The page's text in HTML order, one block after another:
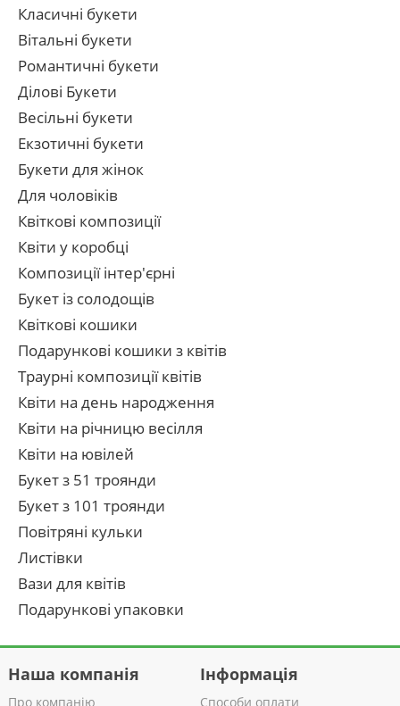
Класичні букети
Вітальні букети
Романтичні букети
Ділові Букети
Весільні букети
Екзотичні букети
Букети для жінок
Для чоловіків
Квіткові композиції
Квіти у коробці
Композиції інтер'єрні
Букет із солодощів
Квіткові кошики
Подарункові кошики з квітів
Траурні композиції квітів
Квіти на день народження
Квіти на річницю весілля
Квіти на ювілей
Букет з 51 троянди
Букет з 101 троянди
Повітряні кульки
Листівки
Вази для квітів
Подарункові упаковки
Наша компанія
Про компанію
Інформація
Способи оплати